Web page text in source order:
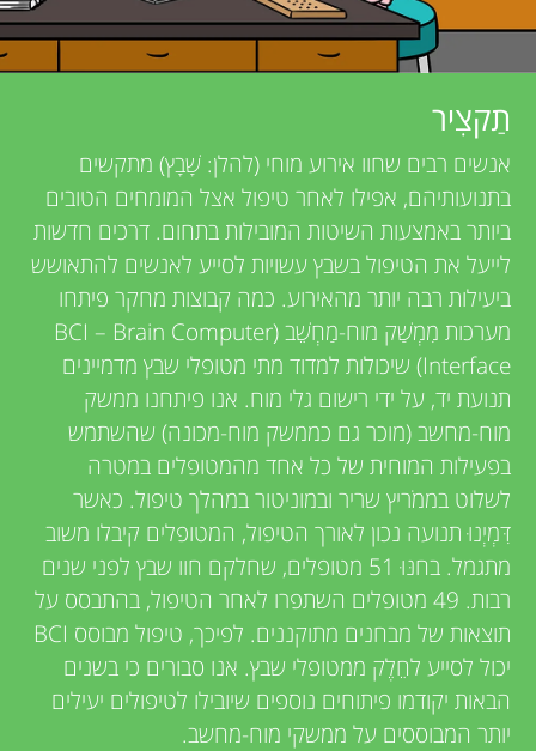
n
g
M
n
d
s
v
e
w
e
r
s
תַקצִיר
אנשים רבים שחוו אירוע מוחי (להלן: שָׁבָץ) מתקשים
בתנועותיהם, אפילו לאחר טיפול אצל המומחים הטובים
ביותר באמצעות השיטות המובילות בתחום. דרכים חדשות
לייעל את הטיפול בשבץ עשויות לסייע לאנשים להתאושש
ביעילות רבה יותר מהאירוע. כמה קבוצות מחקר פיתחו
מערכות מִמְשַׁק מוח-מַחְשֵׁב (BCI – Brain Computer
Interface) שיכולות למדוד מתי מטופלי שבץ מדמיינים
תנועת יד, על ידי רישום גלי מוח. אנו פיתחנו ממשק
מוח-מחשב (מוכר גם כממשק מוח-מכונה) שהשתמש
בפעילות המוחית של כל אחד מהמטופלים במטרה
לשלוט בממֹריץ שריר ובמוניטור במהלך טיפול. כאשר
דִּמְיְנוּ תנועה נכון לאורך הטיפול, המטופלים קיבלו משוב
מתגמל. בחנּוּ 51 מטופלים, שחלקם חוו שבץ לפני שנים
רבות. 49 מטופלים השתפרו לאחר הטיפול, בהתבסס על
תוצאות של מבחנים מתוקננים. לפיכך, טיפול מבוסס BCI
יכול לסייע לחֵלֶק ממטופלי שבץ. אנו סבורים כי בשנים
הבאות יקודמו פיתוחים נוספים שיובילו לטיפולים יעילים
יותר המבוססים על ממשקי מוח-מחשב.